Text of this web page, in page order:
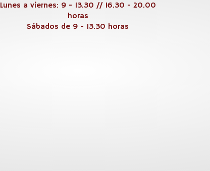
Lunes a viernes: 9 - 13.30 // 16.30 - 20.00
horas
Sábados de 9 - 13.30 horas